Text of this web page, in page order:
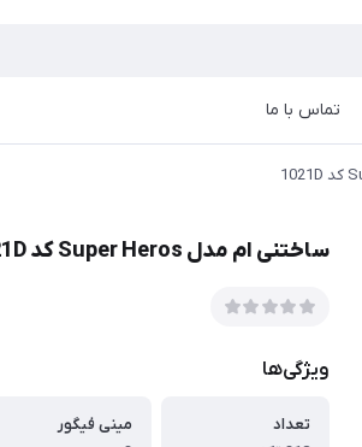
تماس با ما
ساختنی ام مدل Super Heros کد 1021D
ویژگی‌ها
تعداد
مینی فیگور